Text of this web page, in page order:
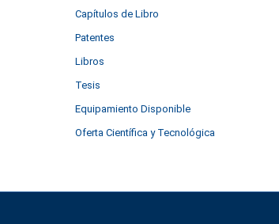
Capítulos de Libro
Patentes
Libros
Tesis
Equipamiento Disponible
Oferta Científica y Tecnológica